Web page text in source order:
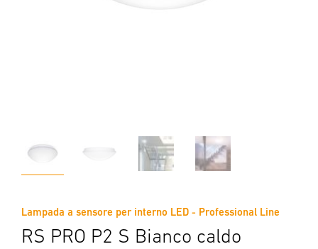
Lampada a sensore per interno LED - Professional Line
RS PRO P2 S Bianco caldo